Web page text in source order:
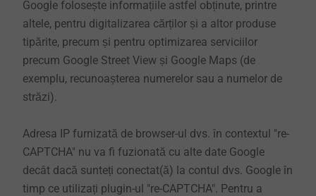
Google folosește informațiile astfel obținute, printre
altele, pentru digitalizarea cărților și a altor produse
tipărite, precum și pentru optimizarea serviciilor
precum Google Street View și Google Maps (de
exemplu, recunoașterea numerelor sau a numelor de
străzi).
Adresa IP furnizată de browser-ul dvs. în contextul "re-
CAPTCHA" nu va fi fuzionată cu alte date Google
decât dacă sunteți conectat(ă) la contul dvs. Google în
timp ce utilizați plugin-ul "re-CAPTCHA". Pentru a